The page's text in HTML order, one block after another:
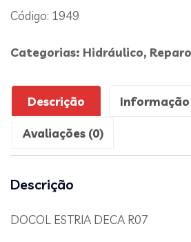
Código: 1949
Categorias: Hidráulico,
Descrição
Avaliações (0)
Descrição
DOCOL ESTRIA DECA R07